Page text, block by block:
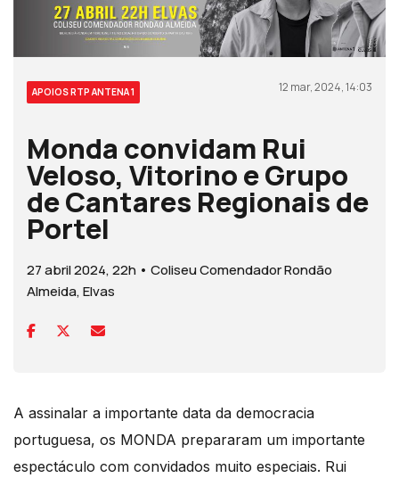
APOIOS RTP ANTENA 1 12 mar, 2024, 14:03
Monda convidam Rui
Veloso, Vitorino e Grupo
de Cantares Regionais de
Portel
27 abril 2024, 22h • Coliseu Comendador Rondão
Almeida, Elvas
A assinalar a importante data da democracia
portuguesa, os MONDA prepararam um importante
espectáculo com convidados muito especiais. Rui